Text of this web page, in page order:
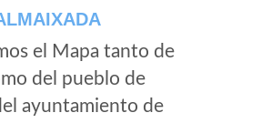
el Mapa tanto de
del pueblo de
ayuntamiento de